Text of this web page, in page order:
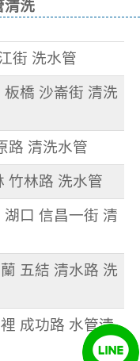
清洗
街 洗水管
橋 沙崙街 清洗
路 清洗水管
竹林路 洗水管
口 信昌一街 清
五結 清水路 洗
成功路 水管清